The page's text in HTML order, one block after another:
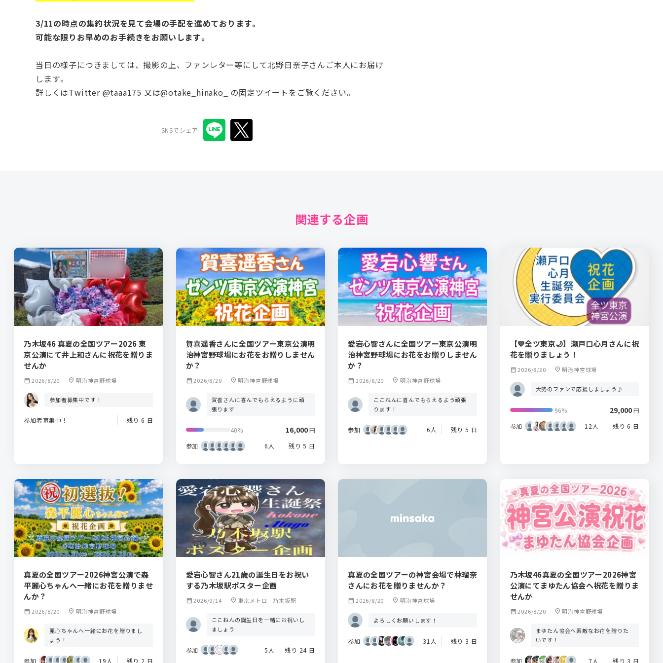
3/11の時点の集約状況を見て会場の手配を進めております。
可能な限りお早めのお手続きをお願いします。
当日の様子につきましては、撮影の上、ファンレター等にして北野日奈子さんご本人にお届け
します。
詳しくはTwitter @taaa175 又は@otake_hinako_ の固定ツイートをご覧ください。
SNSでシェア
関連する企画
乃木坂46 真夏の全国ツアー2026 東
京公演にて井上和さんに祝花を贈りま
せんか
calendar_month 2026/8/20 location_on 明治神宮野球場
参加者募集中です！
参加者募集中！ 残り 6 日
賀喜遥香さんに全国ツアー東京公演明
治神宮野球場にお花をお贈りしません
か？
calendar_month2026/8/20 location_on 明治神宮野球場
賀喜さんに喜んでもらえるように頑
張ります
40% 16,000円
参加
6人 残り 5 日
愛宕心響さんに全国ツアー東京公演明
治神宮野球場にお花をお贈りしません
か？
calendar_month 2026/8/20 location_on 明治神宮野球場
ここねんに喜んでもらえるよう頑張
ります！
参加 6人 残り 5 日
【💙全ツ東京🌙】瀬戸口心月さんに祝
花を贈りましょう！
calendar_month2026/8/20 location_on 明治神宮球場
大勢のファンで応援しましょう♪
96% 29,000円
参加
12人 残り 6 日
真夏の全国ツアー2026神宮公演で森
平麗心ちゃんへ一緒にお花を贈りませ
んか？
calendar_month 2026/8/20 location_on 明治神宮野球場
麗心ちゃんへ一緒にお花を贈りまし
ょう！
参加 19人 残り 2 日
愛宕心響さん21歳の誕生日をお祝い
する乃木坂駅ポスター企画
calendar_month2026/9/14 location_on 東京メトロ 乃木坂駅
ここねんの誕生日を一緒にお祝いし
ましょう
参加 5人 残り 24 日
真夏の全国ツアーの神宮会場で林瑠奈
さんにお花を贈りませんか？
calendar_month 2026/8/20 location_on 明治神宮球場
よろしくお願いします！
参加 31人 残り 3 日
乃木坂46真夏の全国ツアー2026神宮
公演にてまゆたん協会へ祝花を贈りま
せんか
calendar_month2026/8/20 location_on 明治神宮野球場
まゆたん協会へ素敵なお花を贈りた
いです！
参加 7人 残り 3 日